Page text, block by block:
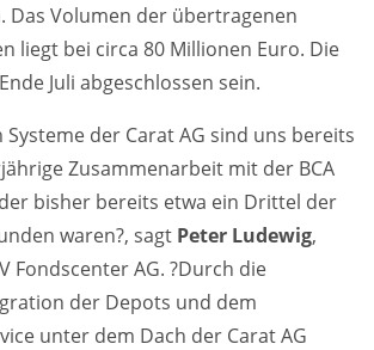
Das Volumen der übertragenen
liegt bei circa 80 Millionen Euro. Die
Juli abgeschlossen sein.
Systeme der Carat AG sind uns bereits
Zusammenarbeit mit der BCA
bisher bereits etwa ein Drittel der
waren?, sagt Peter Ludewig,
Fondscenter AG. ?Durch die
der Depots und dem
unter dem Dach der Carat AG